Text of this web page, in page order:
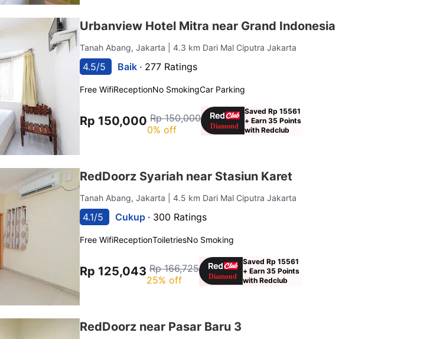
Urbanview Hotel Mitra near Grand Indonesia
Tanah Abang, Jakarta | 4.3 km Dari Mal Ciputra Jakarta
4.5/5 Baik · 277 Ratings
Free WifiReceptionNo SmokingCar Parking
Rp 150,000 Rp 150,000
0% off
Saved Rp 15561
+ Earn 35 Points
with Redclub
RedDoorz Syariah near Stasiun Karet
Tanah Abang, Jakarta | 4.5 km Dari Mal Ciputra Jakarta
4.1/5 Cukup · 300 Ratings
Free WifiReceptionToiletriesNo Smoking
Rp 125,043 Rp 166,725
25% off
Saved Rp 15561
+ Earn 35 Points
with Redclub
RedDoorz near Pasar Baru 3